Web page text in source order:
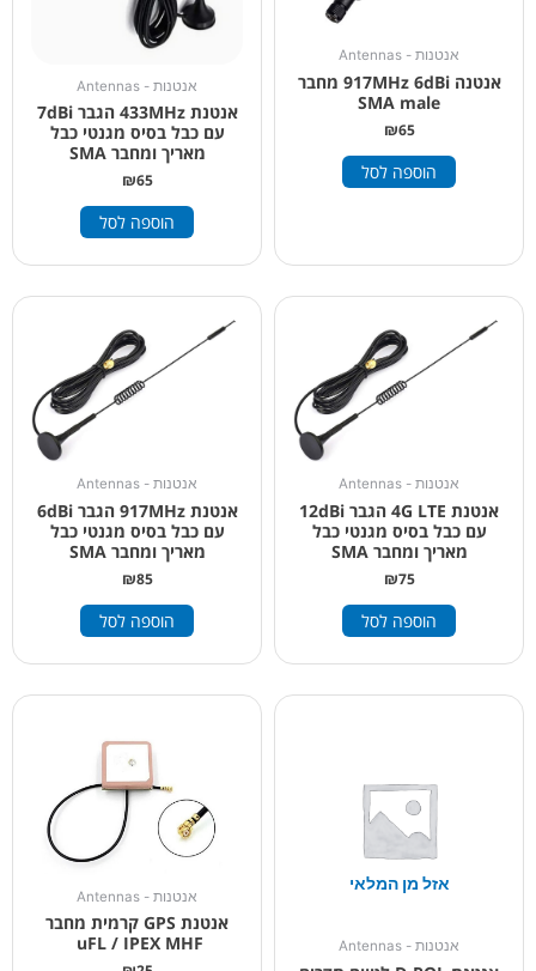
אנטנות - Antennas
אנטנה 917MHz 6dBi מחבר
SMA male
₪65
הוספה לסל
אנטנות - Antennas
אנטנת 433MHz הגבר 7dBi
עם כבל בסיס מגנטי כבל
מאריך ומחבר SMA
₪65
הוספה לסל
אנטנות - Antennas
אנטנת 4G LTE הגבר 12dBi
עם כבל בסיס מגנטי כבל
מאריך ומחבר SMA
₪75
הוספה לסל
אנטנות - Antennas
אנטנת 917MHz הגבר 6dBi
עם כבל בסיס מגנטי כבל
מאריך ומחבר SMA
₪85
הוספה לסל
אזל מן המלאי
אנטנות - Antennas
אנטנות - Antennas
אנטנת GPS קרמית מחבר
uFL / IPEX MHF